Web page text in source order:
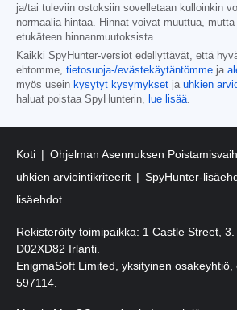
ja/tai tuleviin ostoksiin sovelletaan kulloinkin
normaalia hintaa. Hinnat voivat muuttua,
etukäteen hinnanmuutoksista.
Kaikki SpyHunter-versiot edellyttävät, että
ehtomme, tietosuoja-/evästekäytäntömme ja
myös usein kysytyt kysymykset ja uhkien
haluat poistaa SpyHunterin,
lue lisää
Koti Ohjelman Asennuksen
uhkien arviointikriteerit
SpyHunter-
lisäehdot
Rekisteröity toimipaikka: 1 Castle Street,
D02XD82 Irlanti.
EnigmaSoft Limited, yksityinen
597114.